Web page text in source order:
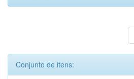
Conjunto de itens: